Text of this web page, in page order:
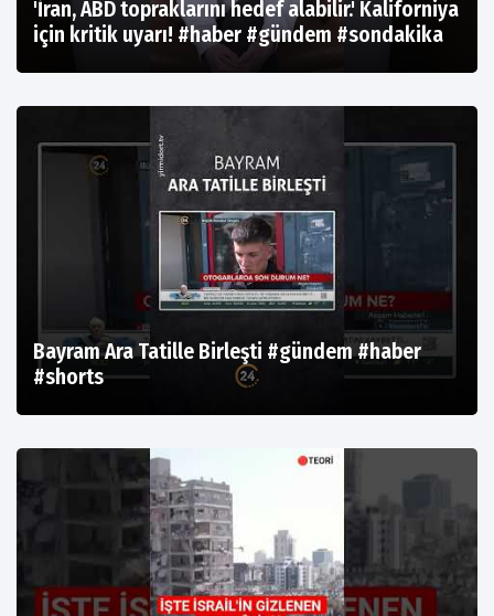
'İran, ABD topraklarını hedef alabilir.' Kaliforniya
için kritik uyarı! #haber #gündem #sondakika
Bayram Ara Tatille Birleşti #gündem #haber
#shorts